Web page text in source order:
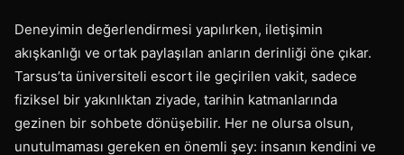
Deneyimin değerlendirmesi yapılırken, iletişimin
akışkanlığı ve ortak paylaşılan anların derinliği öne çıkar.
Tarsus’ta üniversiteli escort ile geçirilen vakit, sadece
fiziksel bir yakınlıktan ziyade, tarihin katmanlarında
gezinen bir sohbete dönüşebilir. Her ne olursa olsun,
unutulmaması gereken en önemli şey: insanın kendini ve